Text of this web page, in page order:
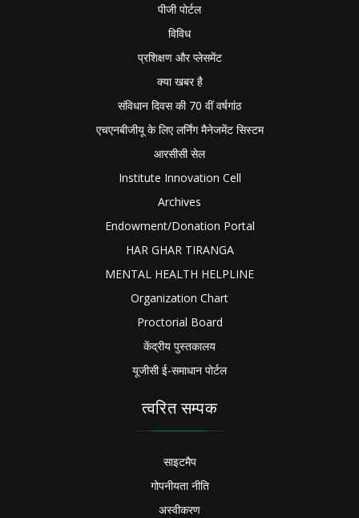
पीजी पोर्टल
विविध
प्रशिक्षण और प्लेसमेंट
क्या खबर है
संविधान दिवस की 70 वीं वर्षगांठ
एचएनबीजीयू के लिए लर्निंग मैनेजमेंट सिस्टम
आरसीसी सेल
Institute Innovation Cell
Archives
Endowment/Donation Portal
HAR GHAR TIRANGA
MENTAL HEALTH HELPLINE
Organization Chart
Proctorial Board
केंद्रीय पुस्तकालय
यूजीसी ई-समाधान पोर्टल
त्वरित सम्पक
साइटमैप
गोपनीयता नीति
अस्वीकरण